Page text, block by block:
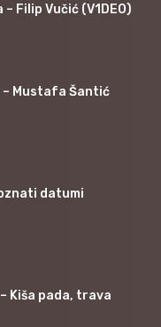
Filip Vučić (V1DEO)
– Mustafa Šantić
datumi
Kiša pada, trava